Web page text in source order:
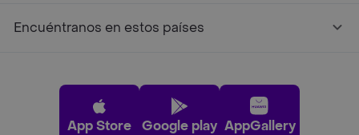
Encuéntranos en estos países
App Store Google play AppGallery